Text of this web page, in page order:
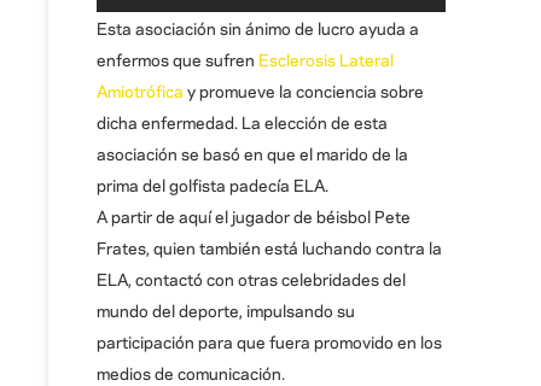
Esta asociación sin ánimo de lucro ayuda a
enfermos que sufren Esclerosis Lateral
Amiotrófica y promueve la conciencia sobre
dicha enfermedad. La elección de esta
asociación se basó en que el marido de la
prima del golfista padecía ELA.
A partir de aquí el jugador de béisbol Pete
Frates, quien también está luchando contra la
ELA, contactó con otras celebridades del
mundo del deporte, impulsando su
participación para que fuera promovido en los
medios de comunicación.